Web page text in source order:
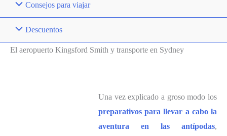
Consejos para viajar
Descuentos
El aeropuerto Kingsford Smith y transporte en Sydney
Una vez explicado a groso modo los
preparativos para llevar a cabo la
aventura en las antípodas,